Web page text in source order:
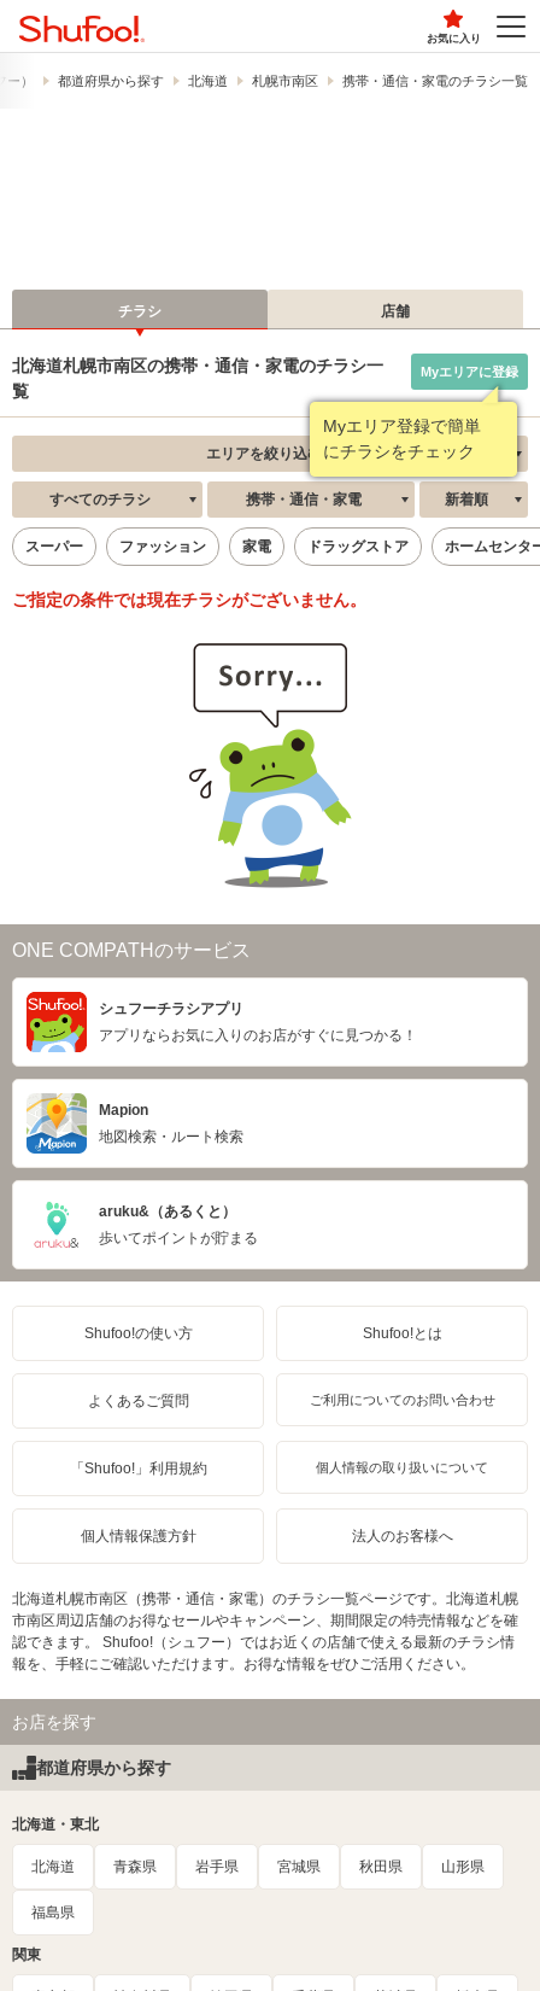
お気に入り
） 都道府県から探す 北海道 札幌市南区 携帯・通信・家電のチラシ一覧
チラシ 店舗
北海道札幌市南区の携帯・通信・家電のチラシ一
覧
Myエリア登録で簡単
にチラシをチェック
Myエリアに登録
エリアを絞り込む
すべてのチラシ 携帯・通信・家電 新着順
スーパー ファッション 家電 ドラッグストア ホームセンタ
ご指定の条件では現在チラシがございません。
ONE COMPATHのサービス
シュフーチラシアプリ
アプリならお気に入りのお店がすぐに見つかる！
Mapion
地図検索・ルート検索
aruku&（あるくと）
歩いてポイントが貯まる
Shufoo!の使い方 Shufoo!とは
よくあるご質問 ご利用についてのお問い合わせ
「Shufoo!」利用規約 個人情報の取り扱いについて
個人情報保護方針 法人のお客様へ
北海道札幌市南区（携帯・通信・家電）のチラシ一覧ページです。北海道札幌
市南区周辺店舗のお得なセールやキャンペーン、期間限定の特売情報などを確
認できます。 Shufoo!（シュフー）ではお近くの店舗で使える最新のチラシ情
報を、手軽にご確認いただけます。お得な情報をぜひご活用ください。
お店を探す
都道府県から探す
北海道・東北
北海道 青森県 岩手県 宮城県 秋田県 山形県
福島県
関東